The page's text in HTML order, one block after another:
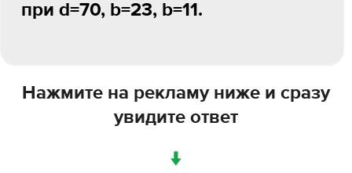
при d=70, b=23, b=11.
Нажмите на рекламу ниже и сразу
увидите ответ
↓